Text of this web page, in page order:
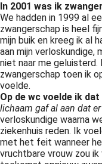
In 2001 was ik
We hadden in 1999 al
zwangerschap is heel
mijn buik en kreeg ik al
aan mijn verloskundige,
niet naar me
zwangerschap toen ik
voelde.
Op de wc voelde ik
lichaam gaf al aan dat
verloskundige waarna
ziekenhuis reden. Ik
met het feit wanneer
vruchtbare vrouw zou
gebruikt
te
de
Hierdoor
website-
van